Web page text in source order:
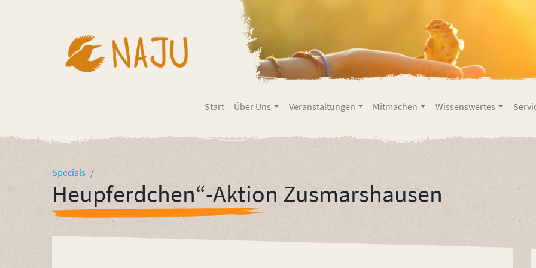
Start Über Uns Veranstaltungen Mitmachen Wissenswertes
Specials
Heupferdchen“-Aktion Zusmarshausen